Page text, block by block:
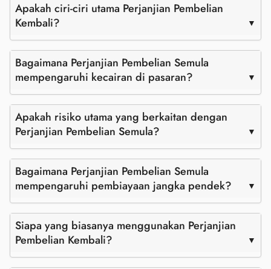
Apakah ciri-ciri utama Perjanjian Pembelian
Kembali?
Bagaimana Perjanjian Pembelian Semula
mempengaruhi kecairan di pasaran?
Apakah risiko utama yang berkaitan dengan
Perjanjian Pembelian Semula?
Bagaimana Perjanjian Pembelian Semula
mempengaruhi pembiayaan jangka pendek?
Siapa yang biasanya menggunakan Perjanjian
Pembelian Kembali?